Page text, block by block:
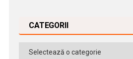
CATEGORII
Categorii